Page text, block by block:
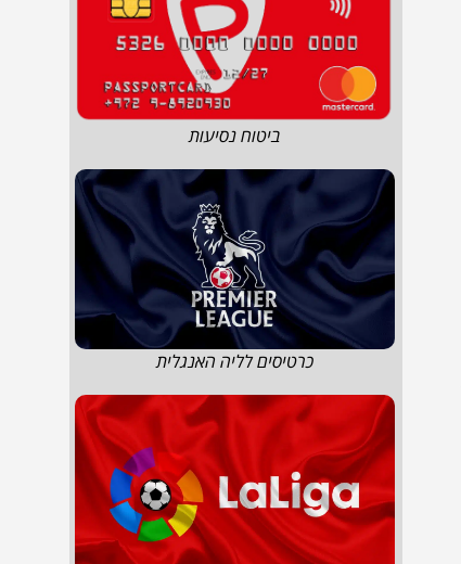
ביטוח נסיעות
כרטיסים לליה האנגלית